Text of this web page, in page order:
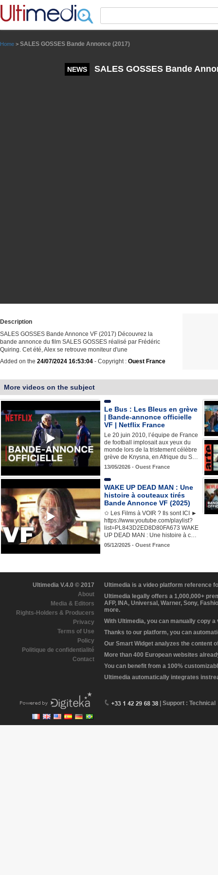
Home > SALES GOSSES Bande Annonce (2017)
NEWS SALES GOSSES Bande
Description
SALES GOSSES Bande Annonce VF (2017) Découvrez la
bande annonce du film SALES GOSSES réalisé par Frédéric
Quiring. Cet été, Alex se retrouve moniteur d'une
Added on the 24/07/2024 16:53:04 - Copyright : Ouest France
More videos on the subject
Le Bus : Les Bleus en grève
| Bande-annonce officielle
VF | Netflix France
Le 20 juin 2010, l’équipe de France
de football implosait aux yeux du
monde lors de la tristement célèbre
grève de Knysna, en Afrique du S…
13/05/2026 - Ouest France
WAKE UP DEAD MAN : Une
histoire à couteaux tirés
Bande Annonce VF (2025)
✩ Les Films à VOIR ? Ils sont ICI ►
https://www.youtube.com/playlist?
list=PL843D2ED8D80FA673 WAKE
UP DEAD MAN : Une histoire à c…
05/12/2025 - Ouest France
Ultimedia V.4.0 © 2017
About
Media & Editors
Rights-Holders & Producers
Privacy
Terms of Use
Policy
Politique de confidentialité
Contact
Ultimedia is a video platform reference
Ultimedia legally offers a 1,000,000+
AFP, INA, Universal, Warner, Sony,
more.
With Ultimedia, you can manually copy
Thanks to our platform, you can
Our Smart Widget analyzes the content
More than 400 European websites
You can benefit from a 100%
Ultimedia automatically integrates
| Support : Technical
Panneau de gestion des cookies